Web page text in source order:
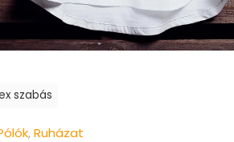
szabás
,Ruházat